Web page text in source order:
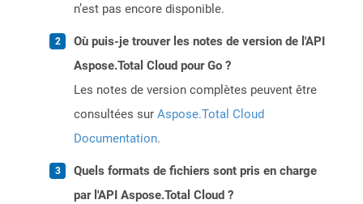
n’est pas encore disponible.
Où puis-je trouver les notes de version de l'API
Aspose.Total Cloud pour Go ?
Les notes de version complètes peuvent être
consultées sur Aspose.Total Cloud
Documentation.
Quels formats de fichiers sont pris en charge
par l'API Aspose.Total Cloud ?